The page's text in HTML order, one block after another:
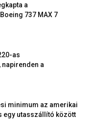
a
737 MAX 7
as
a
minimum az amerikai
egy utasszállító között